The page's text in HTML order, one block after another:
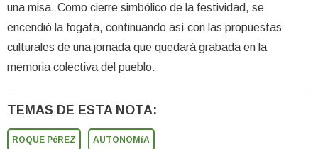
una misa. Como cierre simbólico de la festividad, se
encendió la fogata, continuando así con las propuestas
culturales de una jornada que quedará grabada en la
memoria colectiva del pueblo.
TEMAS DE ESTA NOTA:
ROQUE PéREZ AUTONOMíA